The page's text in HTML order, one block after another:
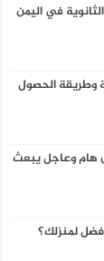
في اليمن
وطريقة الحصول
هام وعاجل يبعث
لمنزلك؟